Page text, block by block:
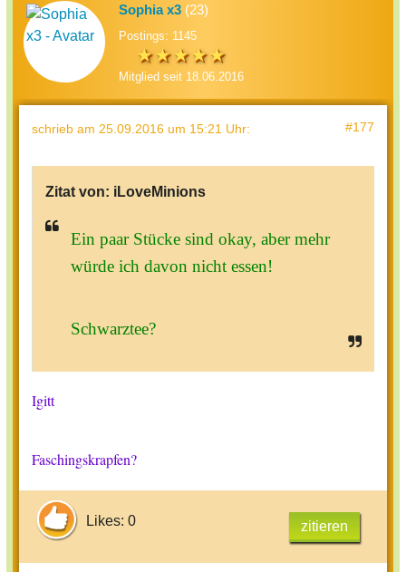
Sophia x3 (23)
Postings: 1145
Mitglied seit 18.06.2016
schrieb am 25.09.2016 um 15:21 Uhr: #177
Zitat von: iLoveMinions
Ein paar Stücke sind okay, aber mehr
würde ich davon nicht essen!
Schwarztee?
Igitt
Faschingskrapfen?
Likes: 0 zitieren